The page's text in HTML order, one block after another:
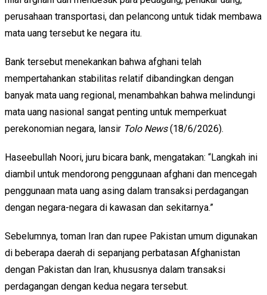
perusahaan transportasi, dan pelancong untuk tidak membawa
mata uang tersebut ke negara itu.
Bank tersebut menekankan bahwa afghani telah
mempertahankan stabilitas relatif dibandingkan dengan
banyak mata uang regional, menambahkan bahwa melindungi
mata uang nasional sangat penting untuk memperkuat
perekonomian negara, lansir Tolo News(18/6/2026).
Haseebullah Noori, juru bicara bank, mengatakan: “Langkah ini
diambil untuk mendorong penggunaan afghani dan mencegah
penggunaan mata uang asing dalam transaksi perdagangan
dengan negara-negara di kawasan dan sekitarnya.”
Sebelumnya, toman Iran dan rupee Pakistan umum digunakan
di beberapa daerah di sepanjang perbatasan Afghanistan
dengan Pakistan dan Iran, khususnya dalam transaksi
perdagangan dengan kedua negara tersebut.